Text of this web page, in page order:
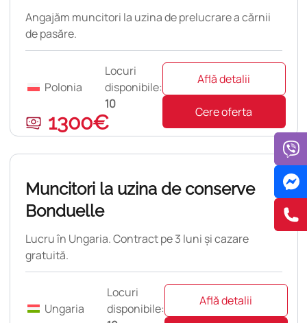
Angajăm muncitori la uzina de prelucrare a cărnii
de pasăre.
Polonia
Locuri
disponibile:
10
1300€
Află detalii
Cere oferta
Muncitori la uzina de conserve
Bonduelle
Lucru în Ungaria. Contract pe 3 luni și cazare
gratuită.
Ungaria
Locuri
disponibile:
Află detalii